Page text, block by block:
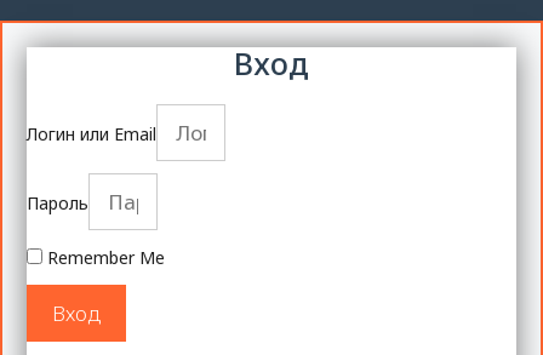
Вход
Логин или Email
Пароль
Remember Me
Вход